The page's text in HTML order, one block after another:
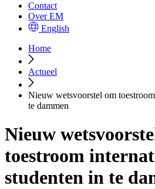
Contact
Over EM
English
Home
Actueel
Nieuw wetsvoorstel om
te dammen
Nieuw
toestroom
studenten in te